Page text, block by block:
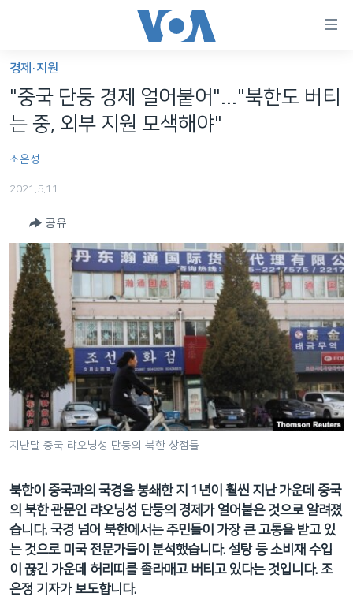
가
능
링
인
메
인
네
비
이
션
이
동
색
세계
라디오
프로그램
주파수 안내
언어 선택
경제·지원
"중국 단둥 경제 얼어붙어"..."북한도 버티
는 중, 외부 지원 모색해야"
조은정
2021.5.11
공유
지난달 중국 랴오닝성 단둥의 북한 상점들.
북한이 중국과의 국경을 봉쇄한 지 1년이 훨씬 지난 가운데 중국
의 북한 관문인 랴오닝성 단둥의 경제가 얼어붙은 것으로 알려졌
습니다. 국경 넘어 북한에서는 주민들이 가장 큰 고통을 받고 있
는 것으로 미국 전문가들이 분석했습니다. 설탕 등 소비재 수입
이 끊긴 가운데 허리띠를 졸라매고 버티고 있다는 것입니다. 조
은정 기자가 보도합니다.